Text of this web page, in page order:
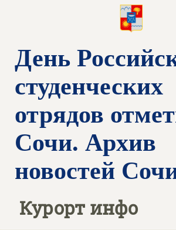
День
студенческих
отрядов
Сочи. Архив
новостей
Курорт инфо